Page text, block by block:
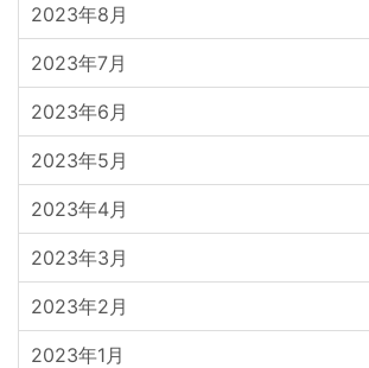
2023年8月
2023年7月
2023年6月
2023年5月
2023年4月
2023年3月
2023年2月
2023年1月